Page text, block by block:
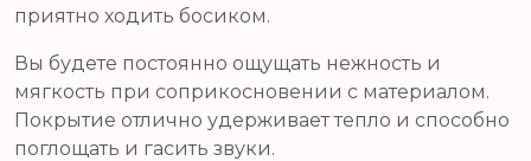
приятно ходить босиком.
Вы будете постоянно ощущать нежность и
мягкость при соприкосновении с материалом.
Покрытие отлично удерживает тепло и способно
поглощать и гасить звуки.